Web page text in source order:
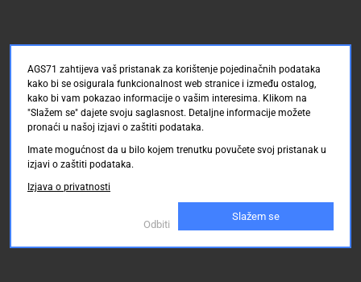
AGS71 zahtijeva vaš pristanak za korištenje pojedinačnih podataka
kako bi se osigurala funkcionalnost web stranice i između ostalog,
kako bi vam pokazao informacije o vašim interesima. Klikom na
"Slažem se" dajete svoju saglasnost. Detaljne informacije možete
pronaći u našoj izjavi o zaštiti podataka.
Imate mogućnost da u bilo kojem trenutku povučete svoj pristanak u
izjavi o zaštiti podataka.
Izjava o privatnosti
Odbiti
Slažem se